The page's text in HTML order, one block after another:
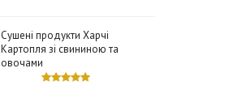
Сушені продукти Харчі
Картопля зі свининою та
овочами